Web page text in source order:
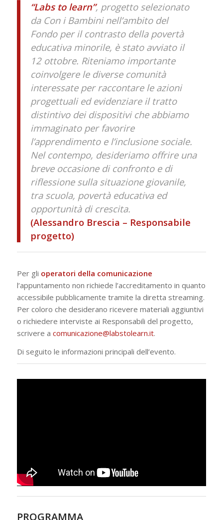
“Labs to learn”, progetto selezionato
da Con i Bambini nell’ambito del
Fondo per il contrasto della povertà
educativa minorile, è stato avviato il
12 ottobre. Riteniamo importante
coinvolgere le diverse comunità
interessate per raccontare le azioni
progettuali ed evidenziare il tratto
distintivo dei dispositivi che abbiamo
immaginato per favorire
l’apprendimento e l’inclusione sociale.
Nel contempo, desideriamo offrire una
breve occasione di confronto e di
riflessione sulla situazione giovanile,
tra scuola, povertà educativa ed
opportunità di crescita.
(Alessandro Brescia – Responsabile
progetto)
Per gli operatori della comunicazione
l’appuntamento non richiede l’accreditamento in quanto
accessibile pubblicamente tramite la diretta streaming.
Per coloro che desiderano ricevere materiali aggiuntivi
o richiedere interviste ai Responsabili del progetto,
scrivere a comunicazione@labstolearn.it.
Di seguito le informazioni principali dell’evento.
PROGRAMMA